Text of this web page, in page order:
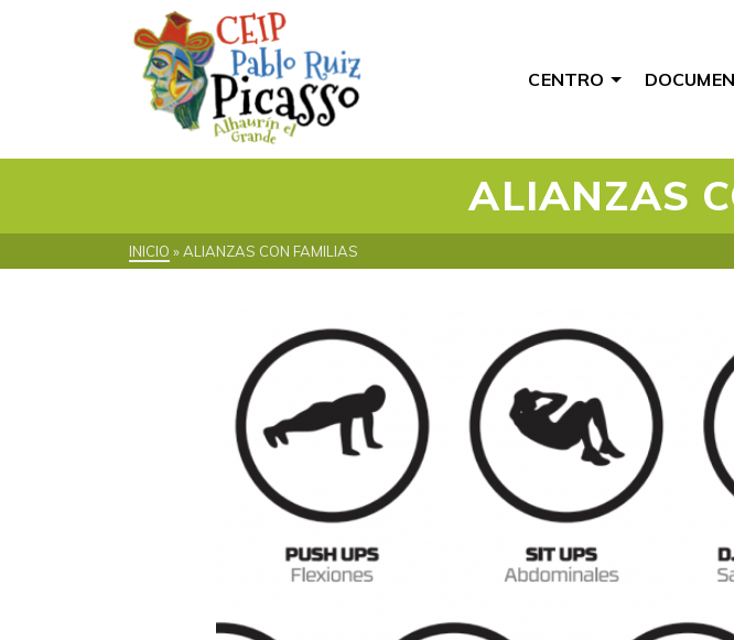
CENTRO
ALIANZAS
INICIO »ALIANZAS CON FAMILIAS